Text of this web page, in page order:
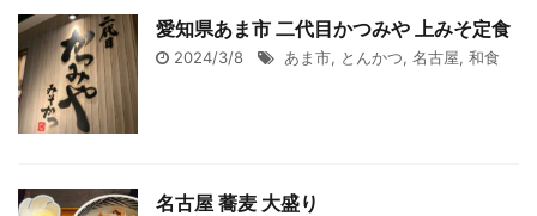
愛知県あま市 二代目かつみや 上みそ定食
2024/3/8 あま市, とんかつ, 名古屋, 和食
名古屋 蕎麦 大盛り